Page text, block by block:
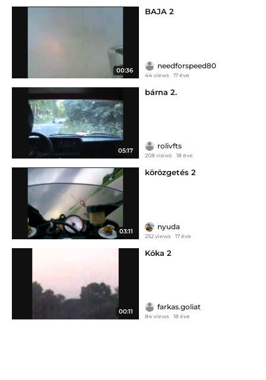
00:36
BAJA 2
needforspeed80
44 views 17 éve
05:17
bárna 2.
rolivfts
208 views 18 éve
03:11
körözgetés 2
nyuda
252 views 17 éve
00:11
Kóka 2
farkas.goliat
84 views 18 éve